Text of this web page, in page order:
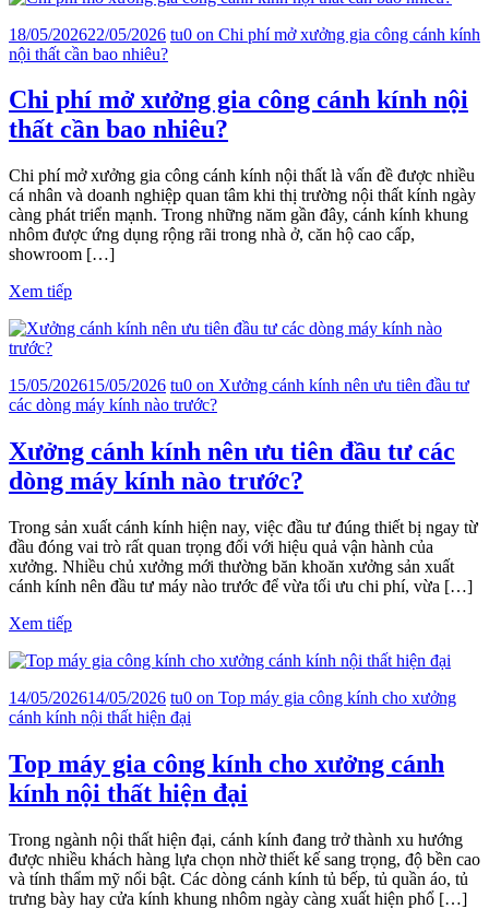
18/05/202622/05/2026 tu0 on Chi phí mở xưởng gia công cánh kính
nội thất cần bao nhiêu?
Chi phí mở xưởng gia công cánh kính nội
thất cần bao nhiêu?
Chi phí mở xưởng gia công cánh kính nội thất là vấn đề được nhiều
cá nhân và doanh nghiệp quan tâm khi thị trường nội thất kính ngày
càng phát triển mạnh. Trong những năm gần đây, cánh kính khung
nhôm được ứng dụng rộng rãi trong nhà ở, căn hộ cao cấp,
showroom […]
Xem tiếp
15/05/202615/05/2026 tu0 on Xưởng cánh kính nên ưu tiên đầu tư
các dòng máy kính nào trước?
Xưởng cánh kính nên ưu tiên đầu tư các
dòng máy kính nào trước?
Trong sản xuất cánh kính hiện nay, việc đầu tư đúng thiết bị ngay từ
đầu đóng vai trò rất quan trọng đối với hiệu quả vận hành của
xưởng. Nhiều chủ xưởng mới thường băn khoăn xưởng sản xuất
cánh kính nên đầu tư máy nào trước để vừa tối ưu chi phí, vừa […]
Xem tiếp
14/05/202614/05/2026 tu0 on Top máy gia công kính cho xưởng
cánh kính nội thất hiện đại
Top máy gia công kính cho xưởng cánh
kính nội thất hiện đại
Trong ngành nội thất hiện đại, cánh kính đang trở thành xu hướng
được nhiều khách hàng lựa chọn nhờ thiết kế sang trọng, độ bền cao
và tính thẩm mỹ nổi bật. Các dòng cánh kính tủ bếp, tủ quần áo, tủ
trưng bày hay cửa kính khung nhôm ngày càng xuất hiện phổ […]